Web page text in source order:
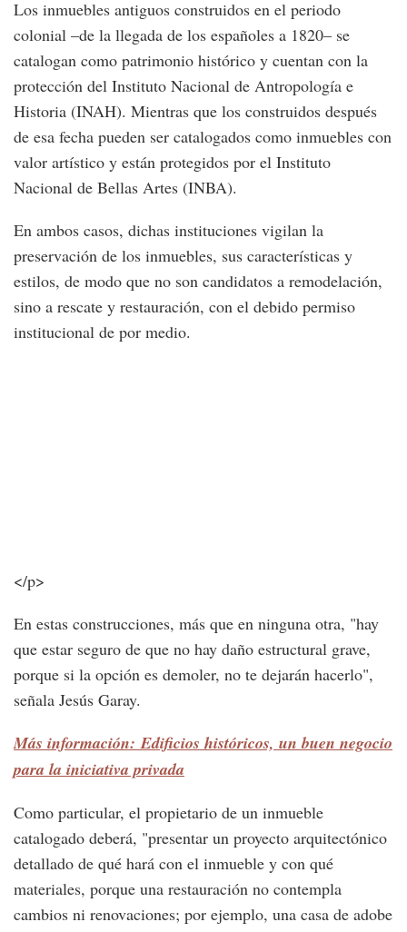
Los inmuebles antiguos construidos en el periodo
colonial –de la llegada de los españoles a 1820– se
catalogan como patrimonio histórico y cuentan con la
protección del Instituto Nacional de Antropología e
Historia (INAH). Mientras que los construidos después
de esa fecha pueden ser catalogados como inmuebles con
valor artístico y están protegidos por el Instituto
Nacional de Bellas Artes (INBA).
En ambos casos, dichas instituciones vigilan la
preservación de los inmuebles, sus características y
estilos, de modo que no son candidatos a remodelación,
sino a rescate y restauración, con el debido permiso
institucional de por medio.
</p>
En estas construcciones, más que en ninguna otra, "hay
que estar seguro de que no hay daño estructural grave,
porque si la opción es demoler, no te dejarán hacerlo",
señala Jesús Garay.
Más información: Edificios históricos, un buen negocio
para la iniciativa privada
Como particular, el propietario de un inmueble
catalogado deberá, "presentar un proyecto arquitectónico
detallado de qué hará con el inmueble y con qué
materiales, porque una restauración no contempla
cambios ni renovaciones; por ejemplo, una casa de adobe